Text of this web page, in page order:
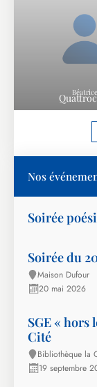
Béatrice
Nos
Soirée
Soirée du
Maison Dufour
20 mai 2026
SGE « hors
Cité
Bibliothèque la
19 septembre